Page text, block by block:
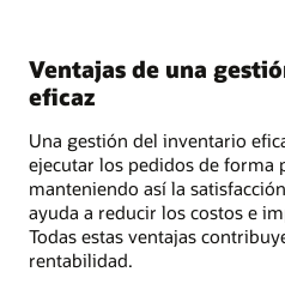
Ventajas de una
eficaz
Una gestión del inventario
ejecutar los pedidos de forma
manteniendo así la
ayuda a reducir los costos e
Todas estas ventajas
rentabilidad.